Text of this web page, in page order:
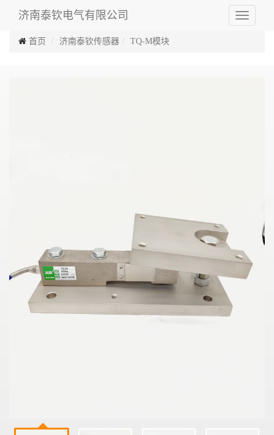
济南泰钦电气有限公司
Toggle
首页
济南泰钦传感器 TQ-M模块